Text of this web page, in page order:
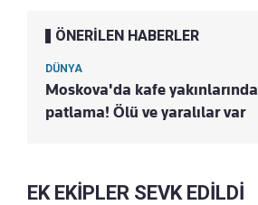
ÖNERİLEN HABERLER
DÜNYA
Moskova'da kafe yakınlarında
patlama! Ölü ve yaralılar var
EK EKİPLER SEVK EDİLDİ